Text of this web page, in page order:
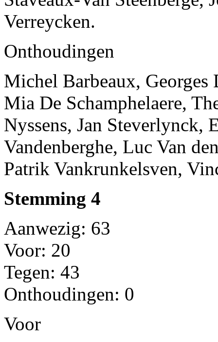
Verreycken.
Onthoudingen
Michel Barbeaux, Georges
Mia De Schamphelaere,
Nyssens, Jan Steverlynck,
Vandenberghe, Luc Van
Patrik Vankrunkelsven,
Stemming 4
Aanwezig: 63
Voor: 20
Tegen: 43
Onthoudingen: 0
Voor